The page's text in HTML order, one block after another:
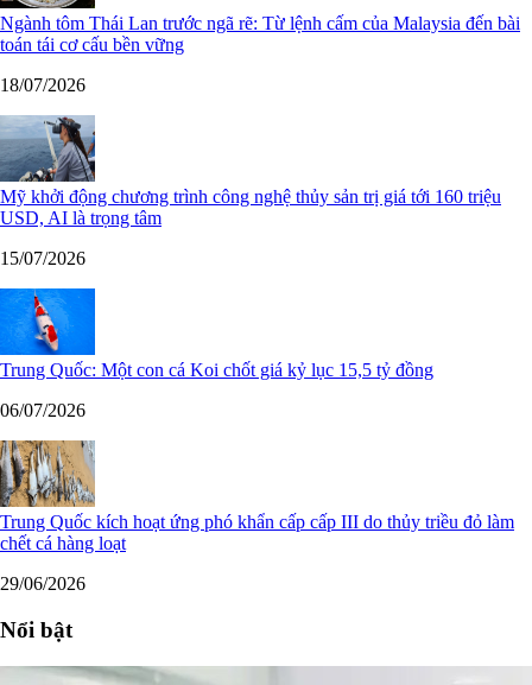
Ngành tôm Thái Lan trước ngã rẽ: Từ lệnh cấm của Malaysia đến bài
toán tái cơ cấu bền vững
18/07/2026
Mỹ khởi động chương trình công nghệ thủy sản trị giá tới 160 triệu
USD, AI là trọng tâm
15/07/2026
Trung Quốc: Một con cá Koi chốt giá kỷ lục 15,5 tỷ đồng
06/07/2026
Trung Quốc kích hoạt ứng phó khẩn cấp cấp III do thủy triều đỏ làm
chết cá hàng loạt
29/06/2026
Nổi bật